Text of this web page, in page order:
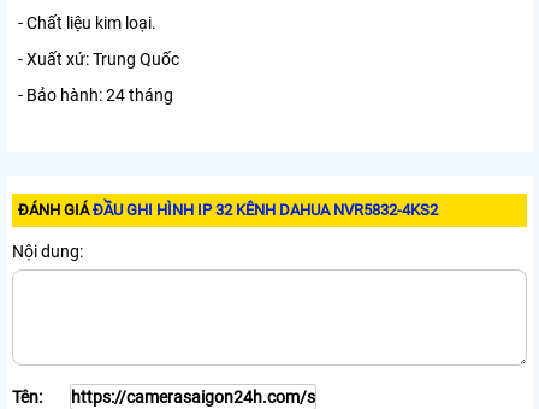
- Chất liệu kim loại.
- Xuất xứ: Trung Quốc
- Bảo hành: 24 tháng
ĐÁNH GIÁĐẦU GHI HÌNH IP 32 KÊNH DAHUA NVR5832-4KS2
Nội dung:
Tên: